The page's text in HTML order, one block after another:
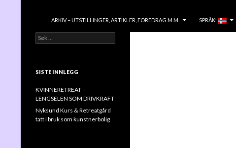
ARKIV – UTSTILLINGER, ARTIKLER, FOREDRAG M.M. SPRÅK:
Velkommen til NYKSUND KURS &
RETREATGÅRD- en vidunderlig liten
Søk
etter:
SISTE INNLEGG
KVINNERETREAT –
LENGSELEN SOM DRIVKRAFT
Nyksund Kurs & Retreatgård
tatt i bruk som kunstnerbolig